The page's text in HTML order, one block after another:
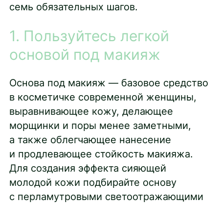
семь обязательных шагов.
1. Пользуйтесь легкой
основой под макияж
Основа под макияж — базовое средство
в косметичке современной женщины,
выравнивающее кожу, делающее
морщинки и поры менее заметными,
а также облегчающее нанесение
и продлевающее стойкость макияжа.
Для создания эффекта сияющей
молодой кожи подбирайте основу
с перламутровыми светоотражающими